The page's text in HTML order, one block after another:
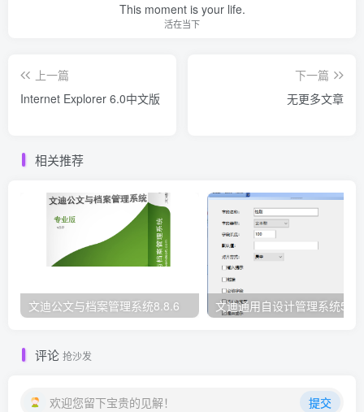
This moment is your life.
活在当下
上一篇
Internet Explorer 6.0中文版
下一篇
无更多文章
相关推荐
文迪公文与档案管理系统8.8.6 文迪通用自设计管理系统
评论 抢沙发
欢迎您留下宝贵的见解！ 提交